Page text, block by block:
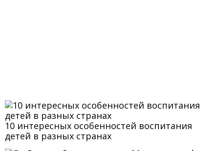
10 интересных особенностей воспитания
детей в разных странах